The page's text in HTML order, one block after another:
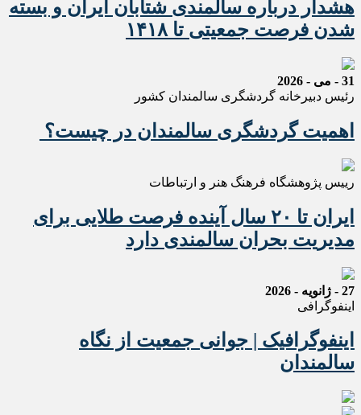
هشدار درباره سالمندی شتابان ایران و بسته
شدن فرصت جمعیتی تا ۱۴۱۸
31 - می - 2026
رئیس دبیرخانه گردشگری سالمندان کشور
اهمیت گردشگری سالمندان در چیست؟
رییس پژوهشگاه فرهنگ هنر و ارتباطات
ایران تا ۲۰ سال آینده فرصت طلایی برای
مدیریت بحران سالمندی دارد
27 - ژانویه - 2026
اینفوگرافی
اینفوگرافیک | جوانی جمعیت از نگاه
سالمندان